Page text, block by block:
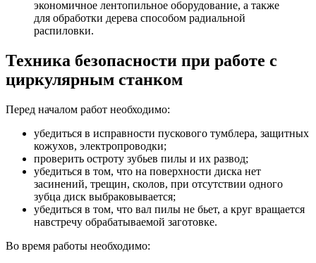
экономичное лентопильное оборудование, а также
для обработки дерева способом радиальной
распиловки.
Техника безопасности при работе с
циркулярным станком
Перед началом работ необходимо:
убедиться в исправности пускового тумблера, защитных
кожухов, электропроводки;
проверить остроту зубьев пилы и их развод;
убедиться в том, что на поверхности диска нет
засинений, трещин, сколов, при отсутствии одного
зубца диск выбраковывается;
убедиться в том, что вал пилы не бьет, а круг вращается
навстречу обрабатываемой заготовке.
Во время работы необходимо: